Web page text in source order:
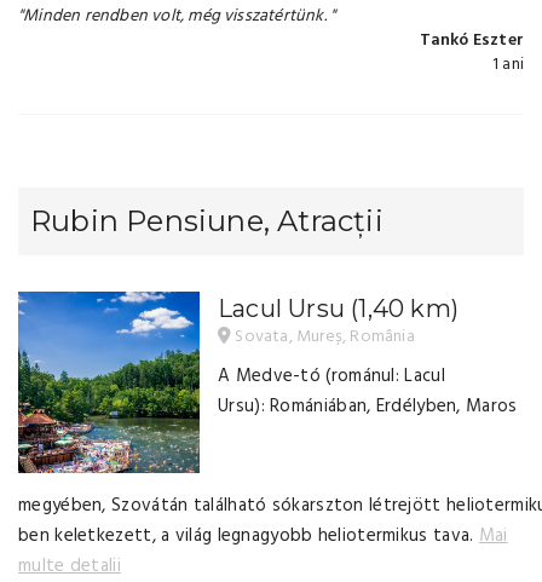
"Minden rendben volt, még visszatértünk. "
Tankó Eszter
1 ani
Rubin Pensiune, Atracții
Lacul Ursu (1,40 km)
Sovata, Mureș, România
A Medve-tó (románul: Lacul
Ursu): Romániában, Erdélyben, Maros
megyében, Szovátán található sókarszton létrejött
ben keletkezett, a világ legnagyobb heliotermikus tava. Mai
multe detalii